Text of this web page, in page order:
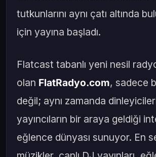
tutkunlarını aynı çatı altında
için yayına başladı.
Flatcast tabanlı yeni nesil
olan FlatRadyo.com, sadece
değil; aynı zamanda
yayıncıların bir araya geldiği
eğlence dünyası sunuyor. En